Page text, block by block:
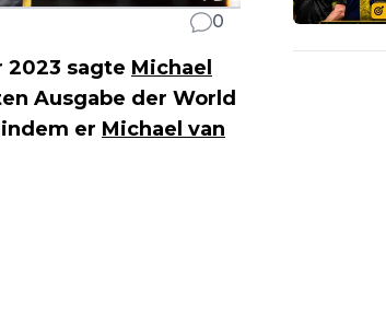
0
2023 sagte Michael
Ausgabe der World
er Michael van